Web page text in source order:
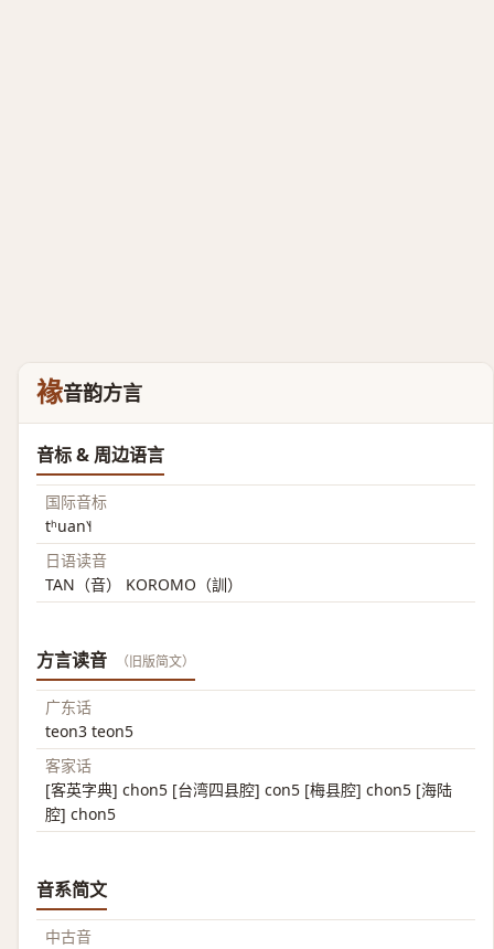
褖音韵方言
音标 & 周边语言
国际音标
tʰuan˥˧
日语读音
TAN（音） KOROMO（訓）
方言读音 （旧版简文）
广东话
teon3 teon5
客家话
[客英字典] chon5 [台湾四县腔] con5 [梅县腔] chon5 [海陆
腔] chon5
音系简文
中古音